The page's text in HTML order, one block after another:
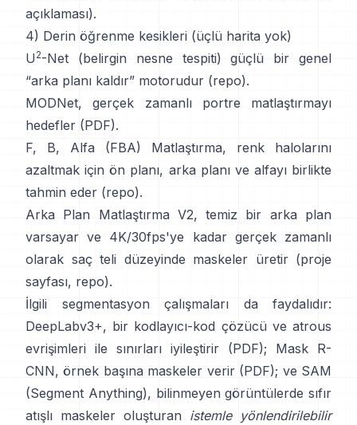
açıklaması).
4) Derin öğrenme kesikleri (üçlü harita yok)
U2-Net (belirgin nesne tespiti) güçlü bir genel
“arka planı kaldır” motorudur (repo).
MODNet, gerçek zamanlı portre matlaştırmayı
hedefler (PDF).
F, B, Alfa (FBA) Matlaştırma, renk halolarını
azaltmak için ön planı, arka planı ve alfayı birlikte
tahmin eder (repo).
Arka Plan Matlaştırma V2, temiz bir arka plan
varsayar ve 4K/30fps'ye kadar gerçek zamanlı
olarak saç teli düzeyinde maskeler üretir (proje
sayfası, repo).
İlgili segmentasyon çalışmaları da faydalıdır:
DeepLabv3+, bir kodlayıcı-kod çözücü ve atrous
evrişimleri ile sınırları iyileştirir (PDF);
Mask R-
CNN, örnek başına maskeler verir (PDF); ve SAM
(Segment Anything), bilinmeyen görüntülerde sıfır
atışlı maskeler oluşturan istemle yönlendirilebilir